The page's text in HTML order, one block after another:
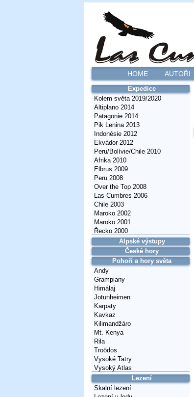
HOME AUTOŘI
Expedice
Kolem světa 2019/2020
Altiplano 2014
Patagonie 2014
Pik Lenina 2013
Indonésie 2012
Ekvádor 2012
Peru/Bolívie/Chile 2010
Afrika 2010
Elbrus 2009
Peru 2008
Over the Top 2008
Las Cumbres 2006
Chile 2003
Maroko 2002
Maroko 2001
Řecko 2000
Alpské výstupy
České hory
Pohoří a hory světa
Andy
Grampiany
Himálaj
Jotunheimen
Karpaty
Kavkaz
Kilimandžáro
Mt. Kenya
Rila
Troödos
Vysoké Tatry
Vysoký Atlas
Lezení
Skalní lezení